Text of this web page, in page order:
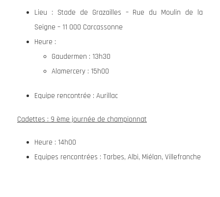
Lieu : Stade de Grazailles – Rue du Moulin de la
Seigne – 11 000 Carcassonne
Heure :
Gaudermen : 13h30
Alamercery : 15h00
Equipe rencontrée : Aurillac
Cadettes : 9 ème journée de championnat
Heure : 14h00
Equipes rencontrées : Tarbes, Albi, Miélan, Villefranche